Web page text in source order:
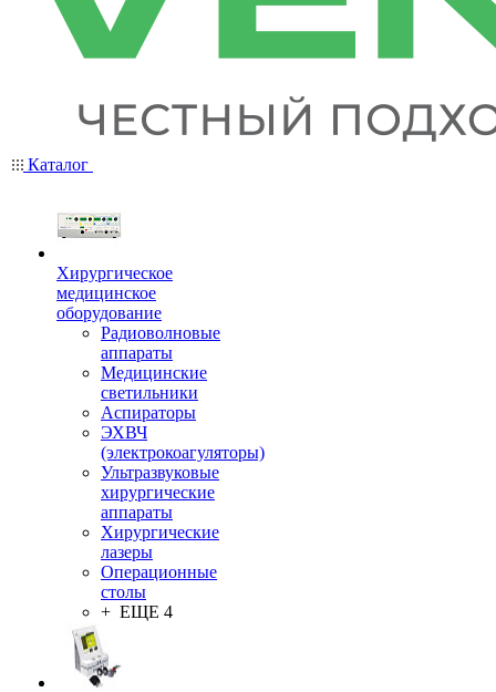
Каталог
Хирургическое
медицинское
оборудование
Радиоволновые
аппараты
Медицинские
светильники
Аспираторы
ЭХВЧ
(электрокоагуляторы)
Ультразвуковые
хирургические
аппараты
Хирургические
лазеры
Операционные
столы
+ ЕЩЕ 4